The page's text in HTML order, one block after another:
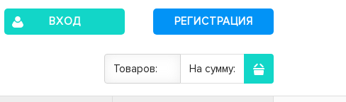
ВХОД РЕГИСТРАЦИЯ
Товаров: На сумму: